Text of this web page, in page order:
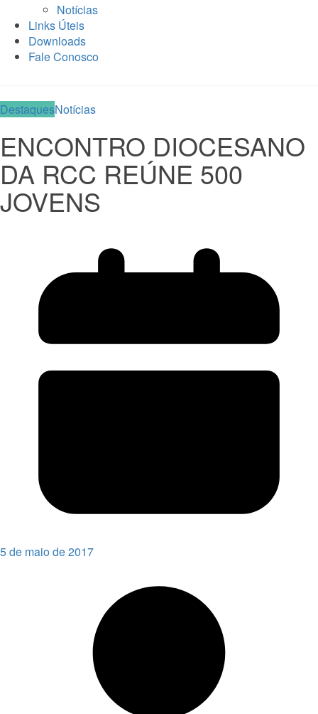
Notícias
Links Úteis
Downloads
Fale Conosco
DestaquesNotícias
ENCONTRO DIOCESANO
DA RCC REÚNE 500
JOVENS
5 de maio de 2017